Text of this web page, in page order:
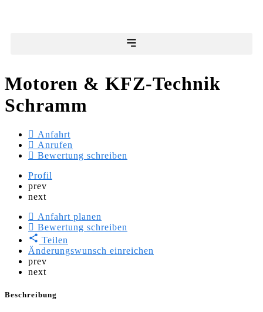
Motoren & KFZ-Technik
Schramm
Anfahrt
Anrufen
Bewertung schreiben
Profil
prev
next
Anfahrt planen
Bewertung schreiben
Teilen
Änderungswunsch einreichen
prev
next
Beschreibung